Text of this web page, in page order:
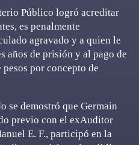
Público logró acreditar
es penalmente
agravado y a quien le
años de prisión y al pago de
por concepto de
se demostró que Germain
previo con el exAuditor
E. F., participó en la